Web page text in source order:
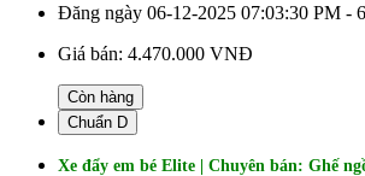
Đăng ngày 06-12-2025 07:03:30 PM -
Giá bán: 4.470.000 VNĐ
Còn hàng
Chuẩn D
Xe đẩy em bé Elite | Chuyên bán: Ghế